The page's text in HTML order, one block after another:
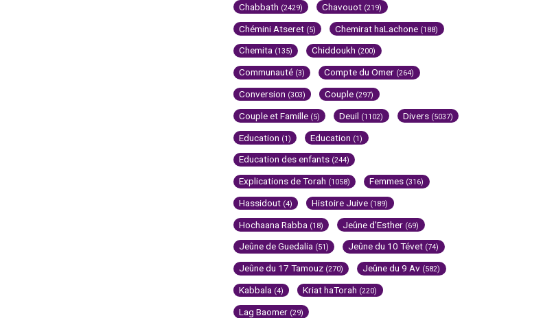
Chabbath (2429) Chavouot (219)
Chémini Atseret (5) Chemirat haLachone (188)
Chemita (135) Chiddoukh (200)
Communauté (3) Compte du Omer (264)
Conversion (303) Couple (297)
Couple et Famille (5) Deuil (1102) Divers (5037)
Education (1) Education (1)
Education des enfants (244)
Explications de Torah (1058) Femmes (316)
Hassidout (4) Histoire Juive (189)
Hochaana Rabba (18) Jeûne d'Esther (69)
Jeûne de Guedalia (51) Jeûne du 10 Tévet (74)
Jeûne du 17 Tamouz (270) Jeûne du 9 Av (582)
Kabbala (4) Kriat haTorah (220)
Lag Baomer (29)